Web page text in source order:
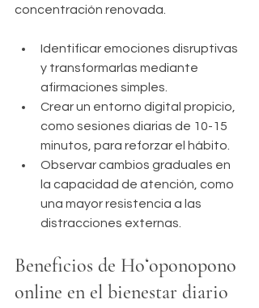
concentración renovada.
Identificar emociones disruptivas
y transformarlas mediante
afirmaciones simples.
Crear un entorno digital propicio,
como sesiones diarias de 10-15
minutos, para reforzar el hábito.
Observar cambios graduales en
la capacidad de atención, como
una mayor resistencia a las
distracciones externas.
Beneficios de Hoʻoponopono
online en el bienestar diario